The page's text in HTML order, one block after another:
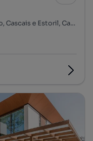
Rua do Pinhal, Alapraia - Livramento, Cascais e Estoril, Cascais, Lisboa